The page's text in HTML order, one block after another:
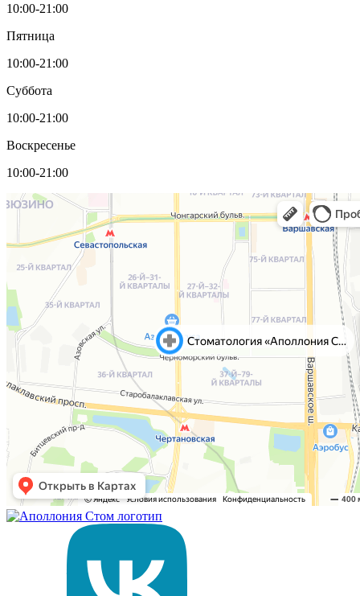
10:00-21:00
Пятница
10:00-21:00
Суббота
10:00-21:00
Воскресенье
10:00-21:00